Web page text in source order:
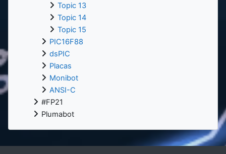
Topic 13
Topic 14
Topic 15
PIC16F88
dsPIC
Placas
Monibot
ANSI-C
#FP21
Plumabot